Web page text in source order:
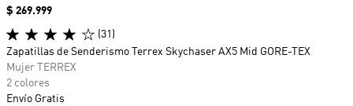
Precio
$ 269.999
(31)
Zapatillas de Senderismo Terrex Skychaser AX5 Mid GORE-TEX
Mujer TERREX
2 colores
Envío Gratis